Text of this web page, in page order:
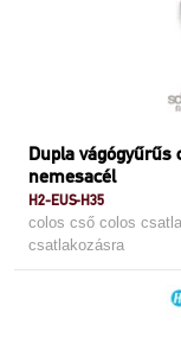
Dupla vágógyűrűs
nemesacél
H2-EUS-H35
colos cső colos
csatlakozásra